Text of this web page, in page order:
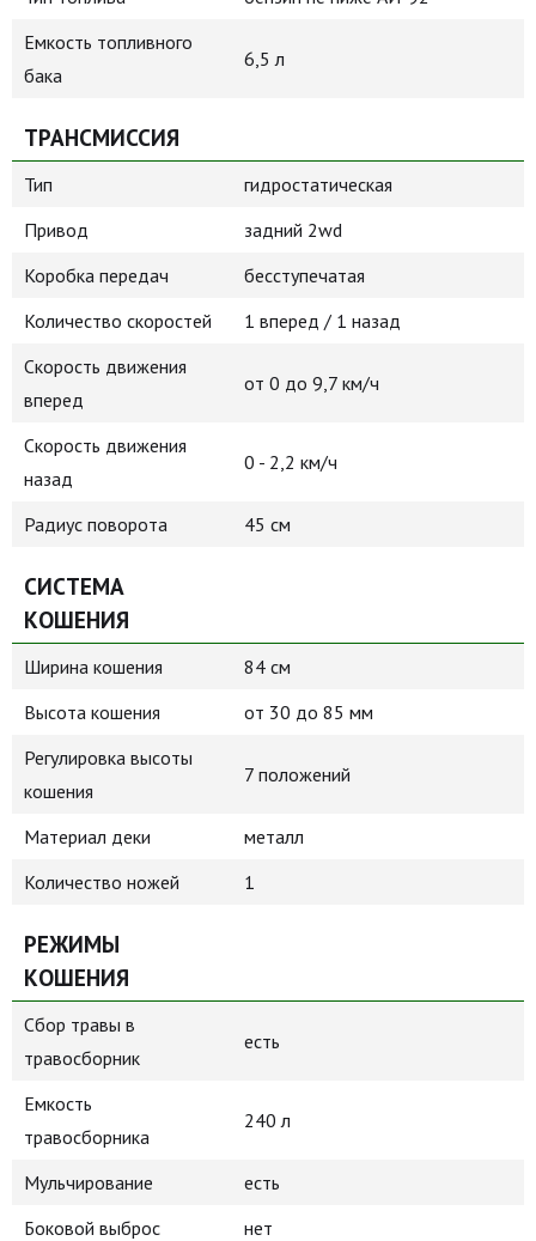
Емкость топливного
бака
6,5 л
ТРАНСМИССИЯ
Тип
гидростатическая
Привод
задний 2wd
Коробка передач
бесступечатая
Количество скоростей
1 вперед / 1 назад
Скорость движения
вперед
от 0 до 9,7 км/ч
Скорость движения
назад
0 - 2,2 км/ч
Радиус поворота 45 см
СИСТЕМА
КОШЕНИЯ
Ширина кошения
84 см
Высота кошения
от 30 до 85 мм
Регулировка высоты
кошения
7 положений
Материал деки
металл
Количество ножей
1
РЕЖИМЫ
КОШЕНИЯ
Сбор травы в
травосборник
есть
Емкость
травосборника
240 л
Мульчирование
есть
Боковой выброс
нет